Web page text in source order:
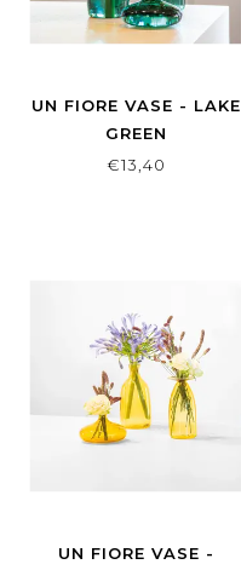
UN FIORE VASE - LAKE
GREEN
€13,40
UN FIORE VASE -